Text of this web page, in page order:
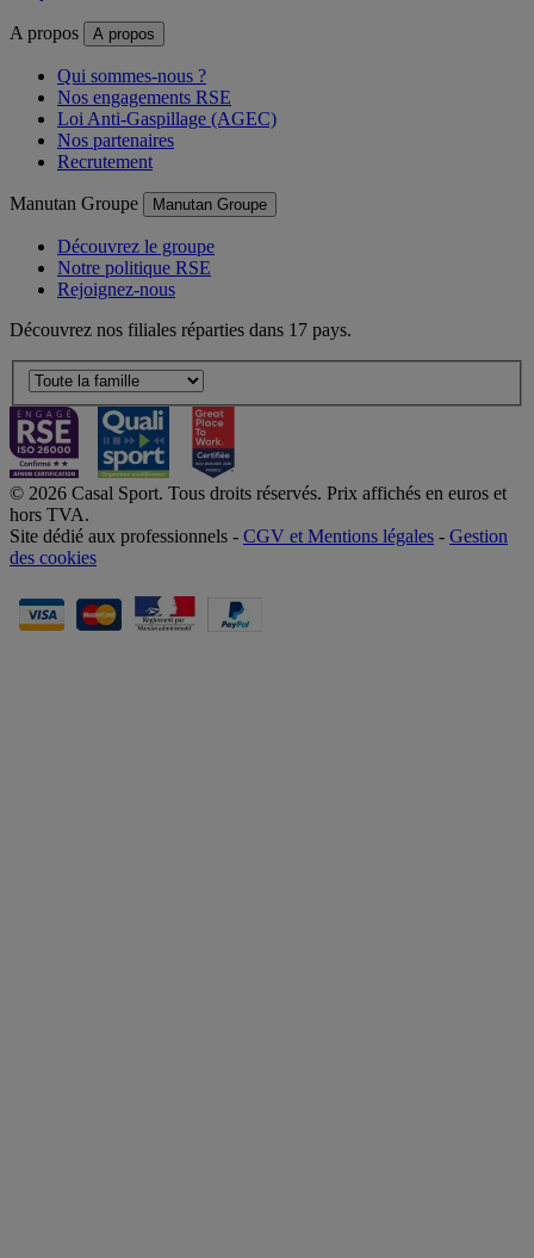
A propos A propos
Qui sommes-nous ?
Nos engagements RSE
Loi Anti-Gaspillage (AGEC)
Nos partenaires
Recrutement
Manutan Groupe Manutan Groupe
Découvrez le groupe
Notre politique RSE
Rejoignez-nous
Découvrez nos filiales réparties dans 17 pays.
© 2026 Casal Sport. Tous droits réservés. Prix affichés en euros et
hors TVA.
Site dédié aux professionnels - CGV et Mentions légales - Gestion
des cookies